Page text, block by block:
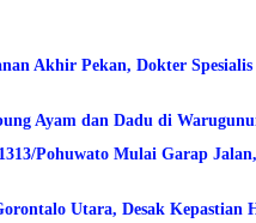
Akhir Pekan, Dokter
Ayam dan Dadu di
Pohuwato Mulai Garap
Utara, Desak Kepastian